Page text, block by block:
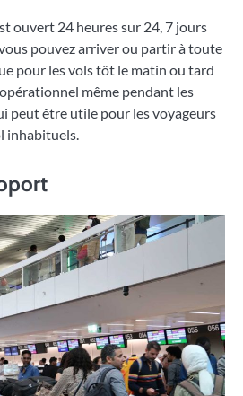
ouvert 24 heures sur 24, 7 jours
pouvez arriver ou partir à toute
pour les vols tôt le matin ou tard
même pendant les
peut être utile pour les voyageurs
inhabituels.